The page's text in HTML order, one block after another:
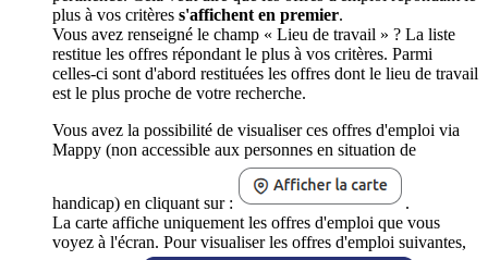
plus à vos critères s'affichent en premier.
Vous avez renseigné le champ « Lieu de travail » ? La liste
restitue les offres répondant le plus à vos critères. Parmi
celles-ci sont d'abord restituées les offres dont le lieu de travail
est le plus proche de votre recherche.
Vous avez la possibilité de visualiser ces offres d'emploi via
Mappy (non accessible aux personnes en situation de
handicap) en cliquant sur :
.
La carte affiche uniquement les offres d'emploi que vous
voyez à l'écran. Pour visualiser les offres d'emploi suivantes,